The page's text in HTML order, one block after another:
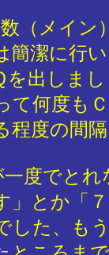
（メイ
簡潔に行
を出しま
て何度も
程度の間
度でと
」とか「
した、も